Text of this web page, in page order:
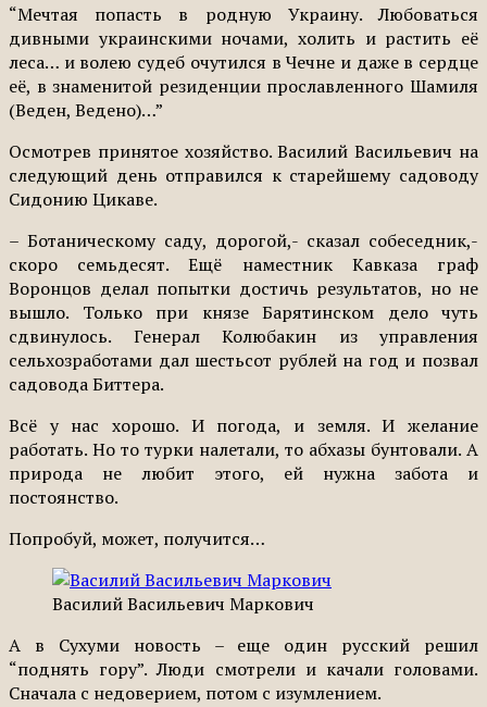
“Мечтая попасть в родную Украину. Любоваться
дивными украинскими ночами, холить и растить её
леса… и волею судеб очутился в Чечне и даже в сердце
её, в знаменитой резиденции прославленного Шамиля
(Веден, Ведено)…”
Осмотрев принятое хозяйство. Василий Васильевич на
следующий день отправился к старейшему садоводу
Сидонию Цикаве.
– Ботаническому саду, дорогой,- сказал собеседник,-
скоро семьдесят. Ещё наместник Кавказа граф
Воронцов делал попытки достичь результатов, но не
вышло. Только при князе Барятинском дело чуть
сдвинулось. Генерал Колюбакин из управления
сельхозработами дал шестьсот рублей на год и позвал
садовода Биттера.
Всё у нас хорошо. И погода, и земля. И желание
работать. Но то турки налетали, то абхазы бунтовали. А
природа не любит этого, ей нужна забота и
постоянство.
Попробуй, может, получится…
Василий Васильевич Маркович
А в Сухуми новость – еще один русский решил
“поднять гору”. Люди смотрели и качали головами.
Сначала с недоверием, потом с изумлением.